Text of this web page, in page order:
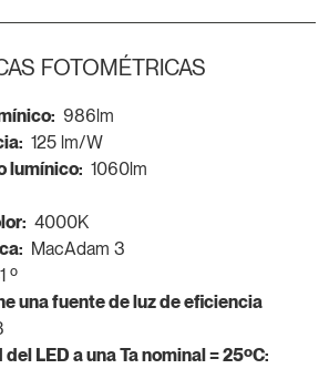
FOTOMÉTRICAS
986lm
125 lm/W
lumínico: 1060lm
4000K
MacAdam 3
º
una fuente de luz de eficiencia
LED a una Ta nominal = 25ºC: